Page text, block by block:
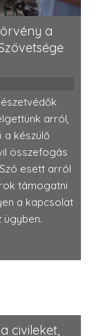
a
arról,
a készülő
összefogás
esett arról
támogatni
a kapcsolat
ügyben.
civileket,